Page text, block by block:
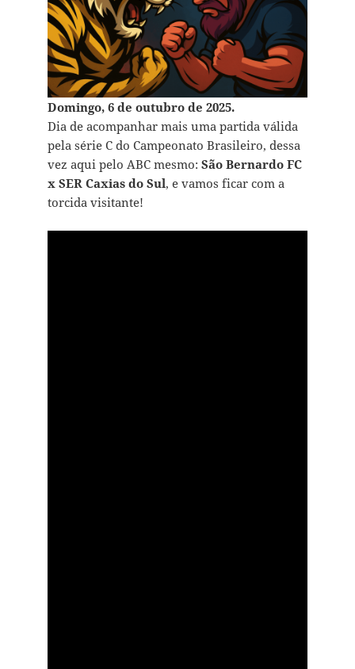
Domingo, 6 de outubro de 2025.
Dia de acompanhar mais uma partida válida
pela série C do Campeonato Brasileiro, dessa
vez aqui pelo ABC mesmo: São Bernardo FC
x SER Caxias do Sul, e vamos ficar com a
torcida visitante!